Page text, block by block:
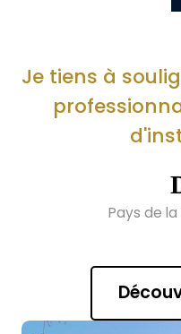
Je tiens à
Pays de la